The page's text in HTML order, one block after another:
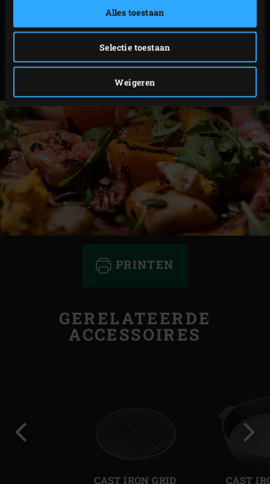
Alles toestaan
Selectie toestaan
Weigeren
pitten eruit. Verdeel de plakjes ham over een schaal
en leg hier de pompoen, de peer en de vijgen op.
Verkruimel de kaas over de salade en bestrooi met
de rucola. Besprenkel de herfstsalade met de
dressing en strooi de noten en pitten over de salade.
PRINTEN
GERELATEERDE
ACCESSOIRES
CAST IRON GRID
CAST